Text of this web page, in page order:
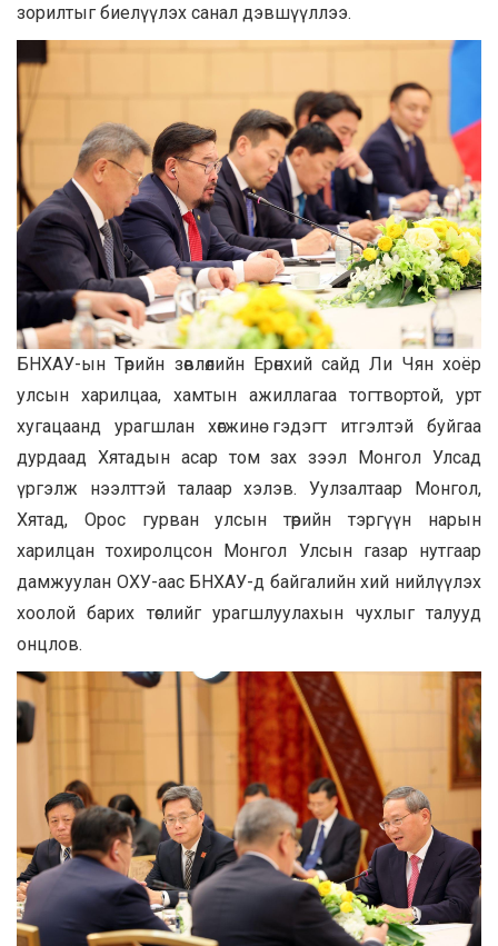
зорилтыг биелүүлэх санал дэвшүүллээ.
​БНХАУ-ын Төрийн зөвлөлийн Ерөнхий сайд Ли Чян хоёр
улсын харилцаа, хамтын ажиллагаа тогтвортой, урт
хугацаанд урагшлан хөгжинө гэдэгт итгэлтэй буйгаа
дурдаад Хятадын асар том зах зээл Монгол Улсад
үргэлж нээлттэй талаар хэлэв. Уулзалтаар Монгол,
Хятад, Орос гурван улсын төрийн тэргүүн нарын
харилцан тохиролцсон Монгол Улсын газар нутгаар
дамжуулан ОХУ-аас БНХАУ-д байгалийн хий нийлүүлэх
хоолой барих төслийг урагшлуулахын чухлыг талууд
онцлов.